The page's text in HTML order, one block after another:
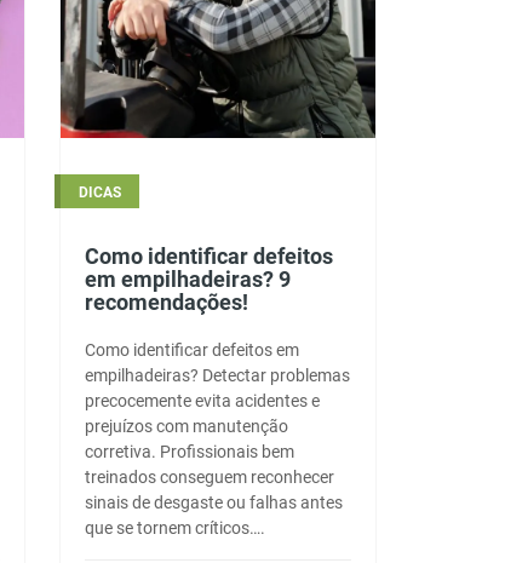
DICAS
Como identificar defeitos
em empilhadeiras? 9
recomendações!
Como identificar defeitos em
empilhadeiras? Detectar problemas
precocemente evita acidentes e
prejuízos com manutenção
corretiva. Profissionais bem
treinados conseguem reconhecer
sinais de desgaste ou falhas antes
que se tornem críticos….